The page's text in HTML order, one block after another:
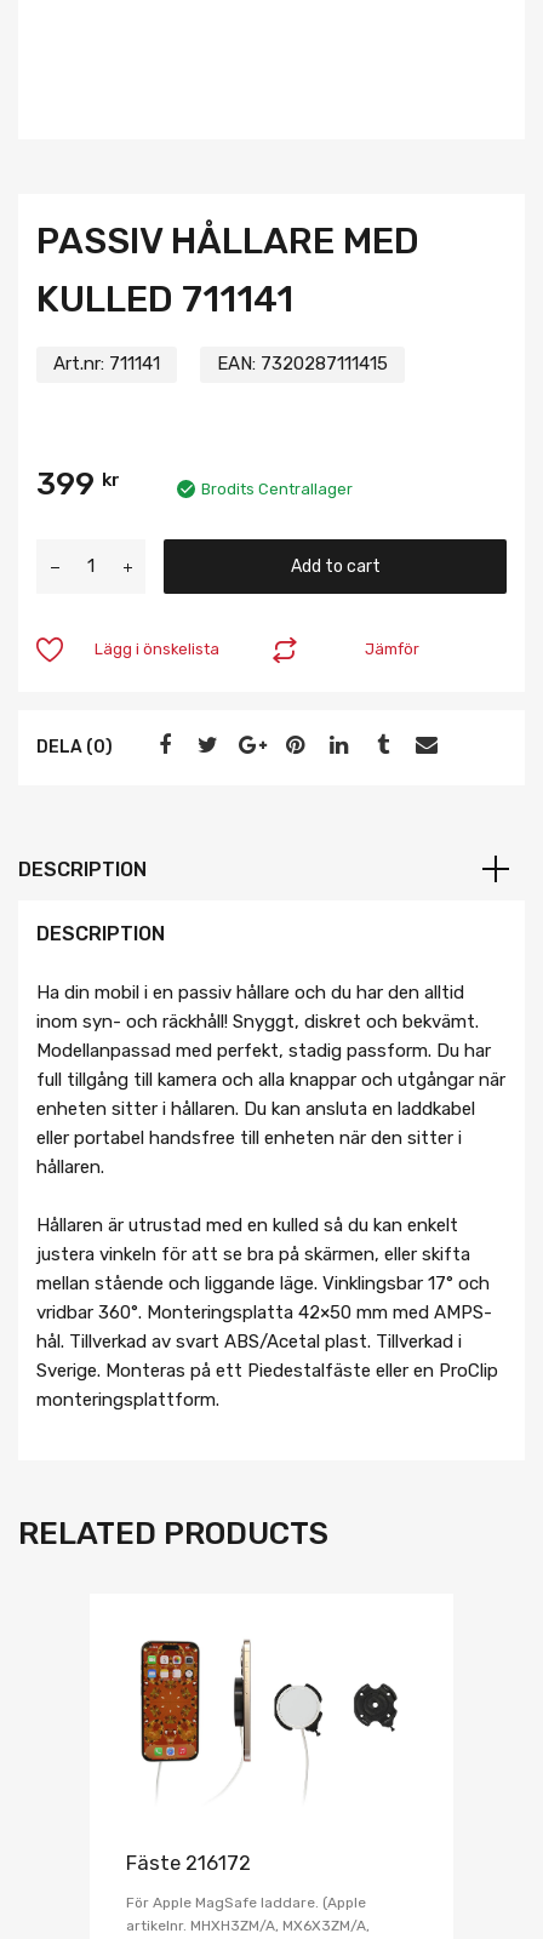
PASSIV HÅLLARE MED
KULLED 711141
Art.nr: 711141 EAN: 7320287111415
399 kr Brodits Centrallager
Add to cart
Jämför
Lägg i önskelista
DELA (0)
DESCRIPTION
DESCRIPTION
Ha din mobil i en passiv hållare och du har den alltid
inom syn- och räckhåll! Snyggt, diskret och bekvämt.
Modellanpassad med perfekt, stadig passform. Du har
full tillgång till kamera och alla knappar och utgångar när
enheten sitter i hållaren. Du kan ansluta en laddkabel
eller portabel handsfree till enheten när den sitter i
hållaren.
Hållaren är utrustad med en kulled så du kan enkelt
justera vinkeln för att se bra på skärmen, eller skifta
mellan stående och liggande läge. Vinklingsbar 17° och
vridbar 360°. Monteringsplatta 42×50 mm med AMPS-
hål. Tillverkad av svart ABS/Acetal plast. Tillverkad i
Sverige. Monteras på ett Piedestalfäste eller en ProClip
monteringsplattform.
RELATED PRODUCTS
Fäste 216172
För Apple MagSafe laddare. (Apple
artikelnr. MHXH3ZM/A, MX6X3ZM/A,